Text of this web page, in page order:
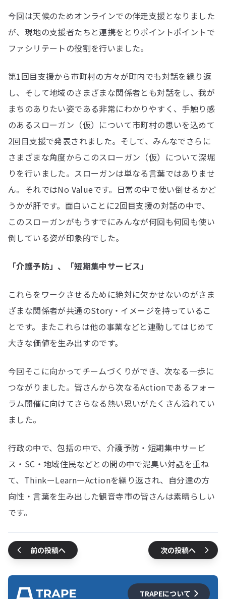
今回は天候のためオンラインでの伴走支援となりました
が、現地の支援者たちと連携をとりポイントポイントで
ファシリテートの役割を行いました。
第1回目支援から市町村の方々が町内でも対話を繰り返
し、そして地域のさまざまな関係者とも対話をし、我が
まちのありたい姿である非常にわかりやすく、手触り感
のあるスローガン（仮）について市町村の思いを込めて
2回目支援で発表されました。そして、みんなでさらに
さまざまな角度からこのスローガン（仮）について深堀
りを行いました。スローガンは単なる言葉ではありませ
ん。それではNo Valueです。日常の中で使い倒せるかど
うかが肝です。面白いことに2回目支援の対話の中で、
このスローガンがもうすでにみんなが何回も何回も使い
倒している姿が印象的でした。
「介護予防」、「短期集中サービス 」
これらをワークさせるために絶対に欠かせないのがさま
ざまな関係者が共通のStory・イメージを持っているこ
とです。またこれらは他の事業などと連動してはじめて
大きな価値を生み出すのです。
今回そこに向かってチームづくりができ、次なる一歩に
つながりました。皆さんから次なるActionであるフォー
ラム開催に向けてさらなる熱い思いがたくさん溢れてい
ました。
行政の中で、包括の中で、介護予防・短期集中サービ
ス・SC・地域住民などとの間の中で泥臭い対話を重ね
て、ThinkーLearnーActionを繰り返され、自分達の方
向性・言葉を生み出した観音寺市の皆さんは素晴らしい
です。
前の投稿へ 次の投稿へ
TRAPEについて